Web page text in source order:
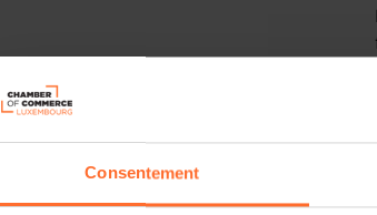
Consentement